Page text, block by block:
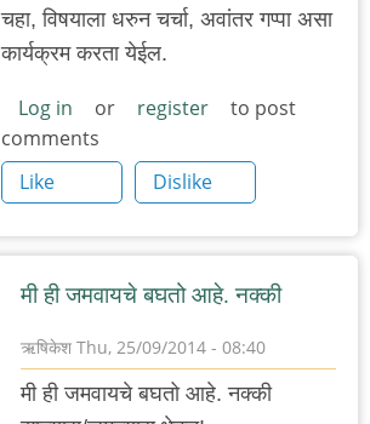
चित्रकला
कुतूहल
by
चिंतातुर
जंतू
चहा, विषयाला धरुन चर्चा, अवांतर गप्पा असा
कार्यक्रम करता येईल.
Log in or register
to post
comments
Like
Dislike
मी ही जमवायचे बघतो आहे. नक्की
ऋषिकेश Thu, 25/09/2014 - 08:40
In
मी ही जमवायचे बघतो आहे. नक्की